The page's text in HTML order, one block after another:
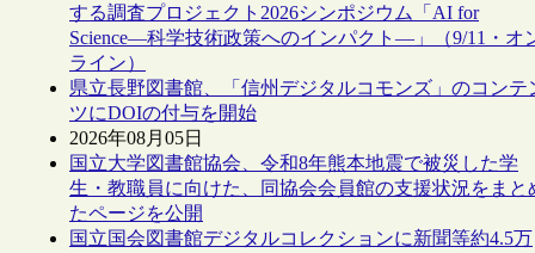
する調査プロジェクト2026シンポジウム「AI for
Science―科学技術政策へのインパクト―」（9/11・オ
ライン）
県立長野図書館、「信州デジタルコモンズ」のコンテ
ツにDOIの付与を開始
2026年08月05日
国立大学図書館協会、令和8年熊本地震で被災した学
生・教職員に向けた、同協会会員館の支援状況をまと
たページを公開
国立国会図書館デジタルコレクションに新聞等約4.5万